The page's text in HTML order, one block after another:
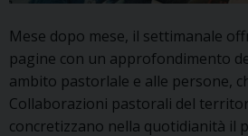
Mese dopo mese, il settimanale
pagine con un approfondimento
ambito pastorlale e alle persone,
Collaborazioni pastorali del
concretizzano nella quotidianità il